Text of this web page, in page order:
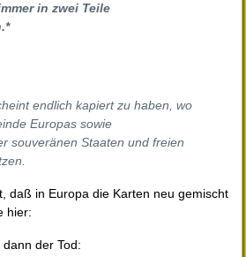
in zwei Teile
endlich kapiert zu haben, wo
Europas sowie
souveränen Staaten und freien
daß in Europa die Karten neu gemischt
hier:
der Tod: